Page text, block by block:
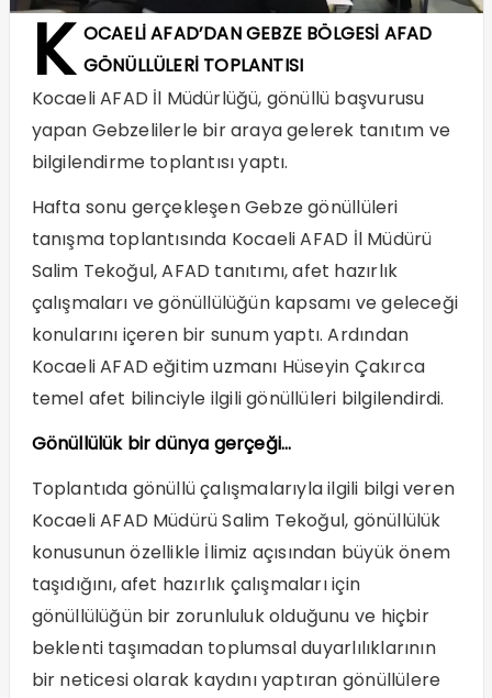
K OCAELİ AFAD’DAN GEBZE BÖLGESİ AFAD
GÖNÜLLÜLERİ TOPLANTISI
Kocaeli AFAD İl Müdürlüğü, gönüllü başvurusu
yapan Gebzelilerle bir araya gelerek tanıtım ve
bilgilendirme toplantısı yaptı.
Hafta sonu gerçekleşen Gebze gönüllüleri
tanışma toplantısında Kocaeli AFAD İl Müdürü
Salim Tekoğul, AFAD tanıtımı, afet hazırlık
çalışmaları ve gönüllülüğün kapsamı ve geleceği
konularını içeren bir sunum yaptı. Ardından
Kocaeli AFAD eğitim uzmanı Hüseyin Çakırca
temel afet bilinciyle ilgili gönüllüleri bilgilendirdi.
Gönüllülük bir dünya gerçeği…
Toplantıda gönüllü çalışmalarıyla ilgili bilgi veren
Kocaeli AFAD Müdürü Salim Tekoğul, gönüllülük
konusunun özellikle İlimiz açısından büyük önem
taşıdığını, afet hazırlık çalışmaları için
gönüllülüğün bir zorunluluk olduğunu ve hiçbir
beklenti taşımadan toplumsal duyarlılıklarının
bir neticesi olarak kaydını yaptıran gönüllülere